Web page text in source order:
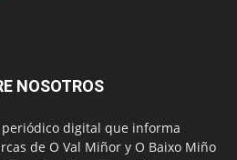
NOSOTROS
digital que informa
de O Val Miñor y O Baixo Miño